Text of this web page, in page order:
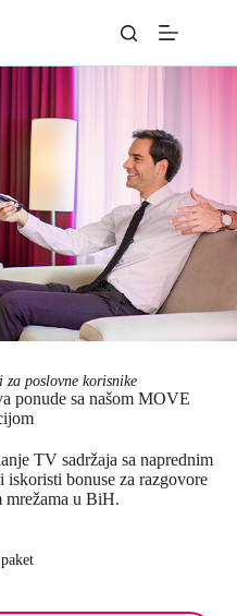
poslovne korisnike
ponude sa našom MOVE
TV sadržaja sa naprednim
bonuse za razgovore
mrežama u BiH.